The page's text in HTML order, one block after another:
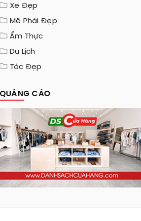
Xe Đẹp
Mê Phái Đẹp
Ẩm Thực
Du Lịch
Tóc Đẹp
CÁO